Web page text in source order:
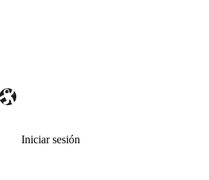
Enlace
Iniciar sesión